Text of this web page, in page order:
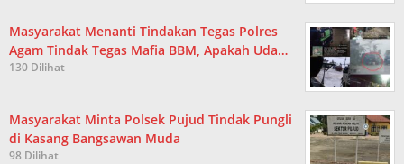
Masyarakat Menanti Tindakan Tegas Polres
Agam Tindak Tegas Mafia BBM, Apakah Uda…
130 Dilihat
Masyarakat Minta Polsek Pujud Tindak Pungli
di Kasang Bangsawan Muda
98 Dilihat